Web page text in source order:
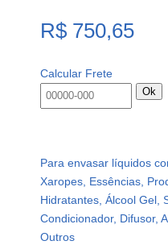
R$750,65
Calcular Frete
Ok
Para envasar líquidos
Xaropes, Essências,
Hidratantes, Álcool Gel,
Condicionador, Difusor,
Outros